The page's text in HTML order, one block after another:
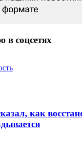
в соцсетях
как